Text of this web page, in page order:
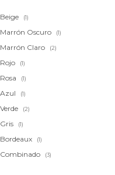
Beige (1)
Marrón Oscuro (1)
Marrón Claro (2)
Rojo (1)
Rosa (1)
Azul (1)
Verde (2)
Gris (1)
Bordeaux (1)
Combinado (3)